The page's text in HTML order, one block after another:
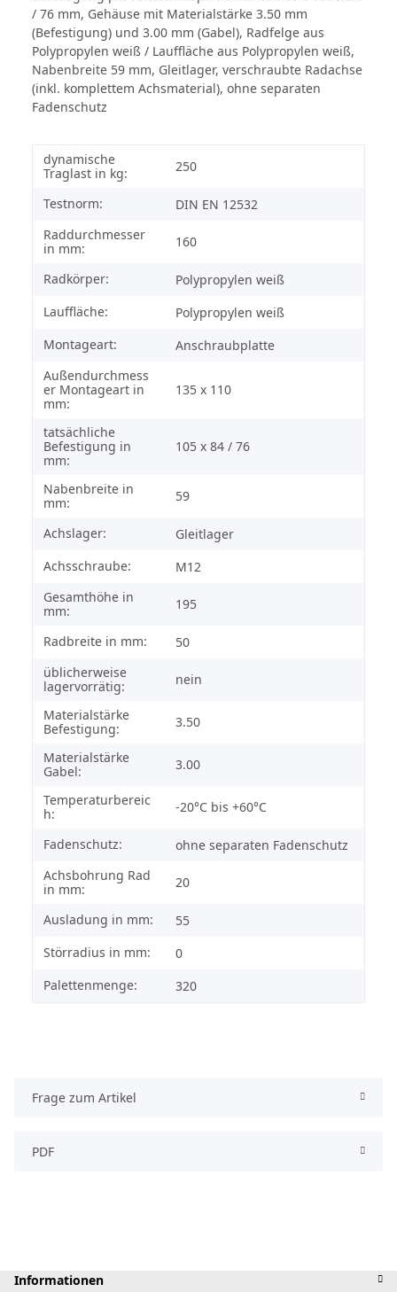
/ 76 mm, Gehäuse mit Materialstärke 3.50 mm
(Befestigung) und 3.00 mm (Gabel), Radfelge aus
Polypropylen weiß / Lauffläche aus Polypropylen weiß,
Nabenbreite 59 mm, Gleitlager, verschraubte Radachse
(inkl. komplettem Achsmaterial), ohne separaten
Fadenschutz
dynamische
Traglast in kg:
250
Testnorm:
DIN EN 12532
Raddurchmesser
in mm:
160
Radkörper:
Polypropylen weiß
Lauffläche:
Polypropylen weiß
Montageart:
Anschraubplatte
Außendurchmess
er Montageart in
mm:
135 x 110
tatsächliche
Befestigung in
mm:
105 x 84 / 76
Nabenbreite in
mm:
59
Achslager:
Gleitlager
Achsschraube:
M12
Gesamthöhe in
mm:
195
Radbreite in mm:
50
üblicherweise
lagervorrätig:
nein
Materialstärke
Befestigung:
3.50
Materialstärke
Gabel:
3.00
Temperaturbereic
h:
-20°C bis +60°C
Fadenschutz:
ohne separaten Fadenschutz
Achsbohrung Rad
in mm:
20
Ausladung in mm:
55
Störradius in mm:
0
Palettenmenge:
320
Frage zum Artikel
PDF
Informationen